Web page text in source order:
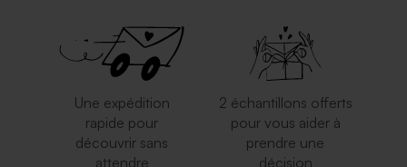
Une expédition
rapide pour
découvrir sans
attendre
2 échantillons offerts
pour vous aider à
prendre une
décision